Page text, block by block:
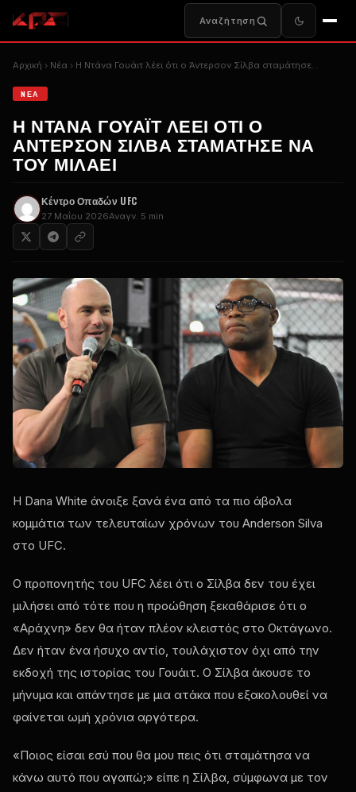
Αναζήτηση
Αρχική Nέα Η Ντάνα Γουάιτ λέει ότι ο Άντερσον Σίλβα σταμάτησε...
NΈΑ
Η ΝΤΆΝΑ ΓΟΥΆΙΤ ΛΈΕΙ ΌΤΙ Ο
ΆΝΤΕΡΣΟΝ ΣΊΛΒΑ ΣΤΑΜΆΤΗΣΕ ΝΑ
ΤΟΥ ΜΙΛΆΕΙ
Κέντρο Οπαδών UFC
27 Μαΐου 2026Αναγν. 5 min
Η Dana White άνοιξε ξανά ένα από τα πιο άβολα
κομμάτια των τελευταίων χρόνων του Anderson Silva
στο UFC.
Ο προπονητής του UFC λέει ότι ο Σίλβα δεν του έχει
μιλήσει από τότε που η προώθηση ξεκαθάρισε ότι ο
«Αράχνη» δεν θα ήταν πλέον κλειστός στο Οκτάγωνο.
Δεν ήταν ένα ήσυχο αντίο, τουλάχιστον όχι από την
εκδοχή της ιστορίας του Γουάιτ. Ο Σίλβα άκουσε το
μήνυμα και απάντησε με μια ατάκα που εξακολουθεί να
φαίνεται ωμή χρόνια αργότερα.
«Ποιος είσαι εσύ που θα μου πεις ότι σταμάτησα να
κάνω αυτό που αγαπώ;» είπε η Σίλβα, σύμφωνα με τον